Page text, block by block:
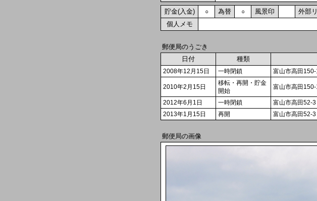
貯金(入金) ○ 為替 ○ 風景印 外部
個人メモ
郵便局のうごき
日付
種類
2008年12月15日 一時閉鎖 富山市高田150-
2010年2月15日
移転・再開・貯金
開始
富山市高田
2012年6月1日 一時閉鎖
富山市高田52-3
2013年1月15日
再開 富山市高田52-3
郵便局の画像